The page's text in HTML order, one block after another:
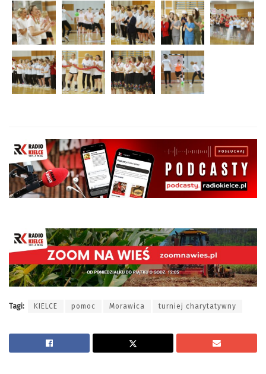
Tagi: KIELCE pomoc Morawica turniej charytatywny